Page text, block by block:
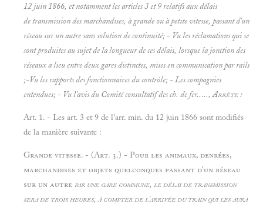
12 juin 1866, et notamment les articles 3 et 9 relatifs auxdélais
de transmission des marchandises, à grande ou à petite vitesse, passant d'un
réseau sur un autre sans solution de continuité; - Vu les réclamations qui se
sont produites au sujet de la longueur de ces délais, lorsque la jonction des
réseaux a lieu entre deux gares distinctes, mises en communication par rails
;-Vu les rapports des fonctionnaires du contrôle; - Les compagnies
entendues; - Vu l'avis du Comité consultatif des ch. de fer.....,Arrête :
Art. 1. - Les art. 3 et 9 de l'arr. min. du 12 juin 1866 sont modifiés
de la manière suivante :
Grande vitesse. - (Art. 3.) - Pour les animaux, denrées,
marchandises et objets quelconques passant d'un réseau
sur un autre par une gare commune, le délai de transmission
sera de trois heures, à compter de l'arrivée du train qui les aura